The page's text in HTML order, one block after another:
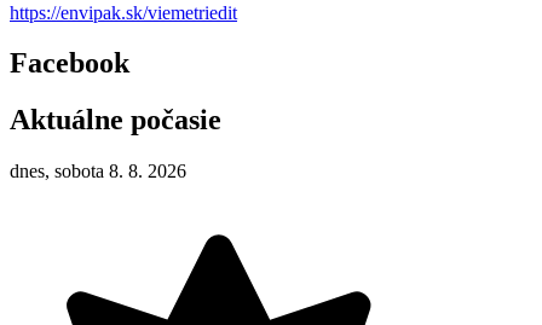
https://envipak.sk/viemetriedit
Facebook
Aktuálne počasie
dnes, sobota 8. 8. 2026